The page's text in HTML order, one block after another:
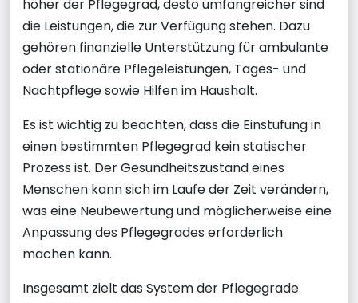
höher der Pflegegrad, desto umfangreicher sind
die Leistungen, die zur Verfügung stehen. Dazu
gehören finanzielle Unterstützung für ambulante
oder stationäre Pflegeleistungen, Tages- und
Nachtpflege sowie Hilfen im Haushalt.
Es ist wichtig zu beachten, dass die Einstufung in
einen bestimmten Pflegegrad kein statischer
Prozess ist. Der Gesundheitszustand eines
Menschen kann sich im Laufe der Zeit verändern,
was eine Neubewertung und möglicherweise eine
Anpassung des Pflegegrades erforderlich
machen kann.
Insgesamt zielt das System der Pflegegrade